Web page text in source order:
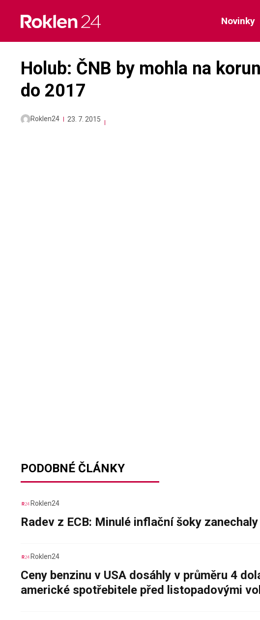
content
Novinky
Holub: ČNB by mohla na
do 2017
Roklen24 23. 7. 2015
PODOBNÉ ČLÁNKY
Roklen24
Radev z ECB: Minulé inflační šoky
Roklen24
Ceny benzinu v USA dosáhly v průměru 4
americké spotřebitele před listopadovými